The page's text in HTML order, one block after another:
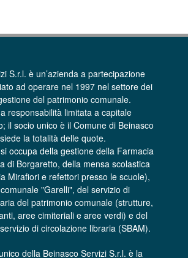
S.r.l. è un’azienda a partecipazione
ad operare nel 1997 nel settore dei
del patrimonio comunale.
a responsabilità limitata a capitale
il socio unico è il Comune di Beinasco
la totalità delle quote.
si occupa della gestione della Farmacia
di Borgaretto, della mensa scolastica
Mirafiori e refettori presso le scuole),
comunale "Garelli", del servizio di
del patrimonio comunale (strutture,
aree cimiteriali e aree verdi) e del
di circolazione libraria (SBAM).
unico della Beinasco Servizi S.r.l. è la